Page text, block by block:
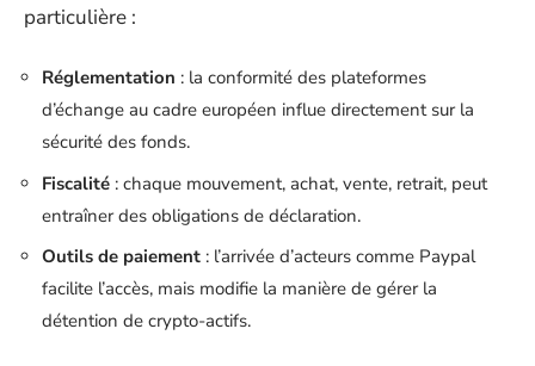
particulière :
Réglementation : la conformité des plateformes
d’échange au cadre européen influe directement sur la
sécurité des fonds.
Fiscalité : chaque mouvement, achat, vente, retrait, peut
entraîner des obligations de déclaration.
Outils de paiement : l’arrivée d’acteurs comme Paypal
facilite l’accès, mais modifie la manière de gérer la
détention de crypto-actifs.